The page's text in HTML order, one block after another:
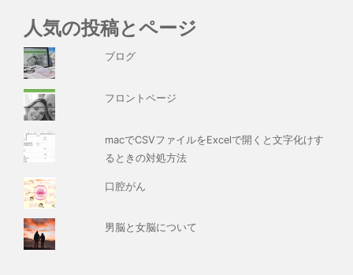
人気の投稿とページ
ブログ
フロントページ
macでCSVファイルをExcelで開くと文字化けす
るときの対処方法
口腔がん
男脳と女脳について